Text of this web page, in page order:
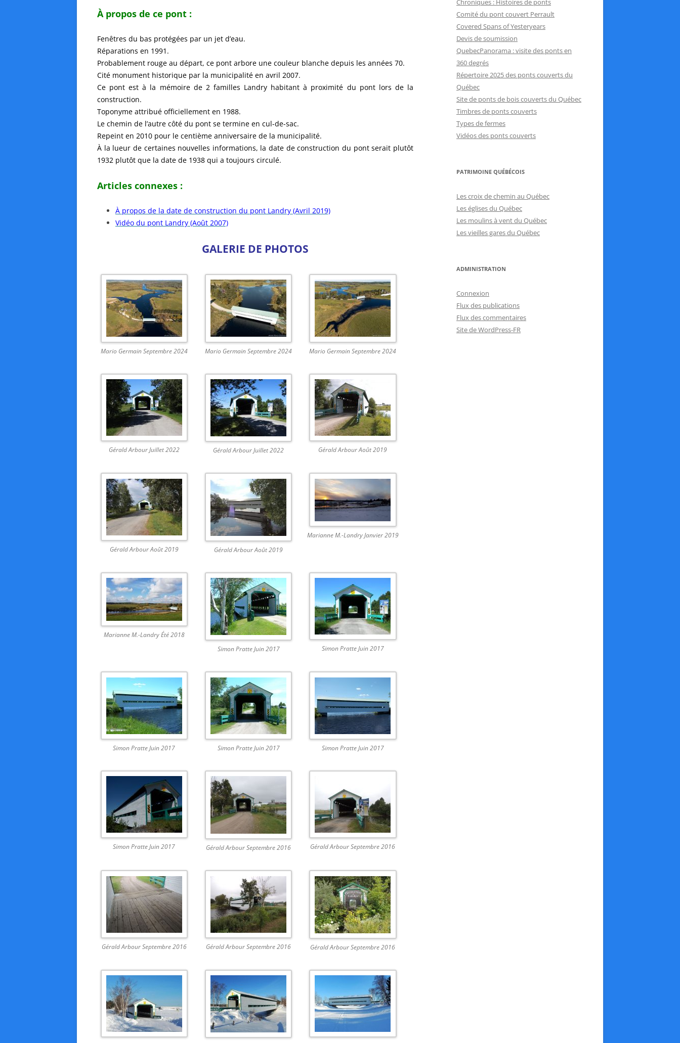
À propos de ce pont :
Fenêtres du bas protégées par un jet d’eau.
Réparations en 1991.
Probablement rouge au départ, ce pont arbore une couleur blanche depuis les années 70.
Cité monument historique par la municipalité en avril 2007.
Ce pont est à la mémoire de 2 familles Landry habitant à proximité du pont lors de la
construction.
Toponyme attribué officiellement en 1988.
Le chemin de l’autre côté du pont se termine en cul-de-sac.
Repeint en 2010 pour le centième anniversaire de la municipalité.
À la lueur de certaines nouvelles informations, la date de construction du pont serait plutôt
1932 plutôt que la date de 1938 qui a toujours circulé.
Articles connexes :
À propos de la date de construction du pont Landry (Avril 2019)
Vidéo du pont Landry (Août 2007)
GALERIE DE PHOTOS
Mario Germain Septembre 2024 Mario Germain Septembre 2024 Mario Germain Septembre 2024
Gérald Arbour Juillet 2022 Gérald Arbour Juillet 2022 Gérald Arbour Août 2019
Gérald Arbour Août 2019 Gérald Arbour Août 2019
Marianne M.-Landry Janvier 2019
Marianne M.-Landry Été 2018
Simon Pratte Juin 2017
Simon Pratte Juin 2017
Simon Pratte Juin 2017 Simon Pratte Juin 2017 Simon Pratte Juin 2017
Simon Pratte Juin 2017 Gérald Arbour Septembre 2016 Gérald Arbour Septembre 2016
Gérald Arbour Septembre 2016 Gérald Arbour Septembre 2016 Gérald Arbour Septembre 2016
Comité du pont couvert Perrault
Covered Spans of Yesteryears
Devis de soumission
QuebecPanorama : visite des ponts en
360 degrés
Répertoire 2025 des ponts couverts du
Québec
Site de ponts de bois couverts du Québec
Timbres de ponts couverts
Types de fermes
Vidéos des ponts couverts
PATRIMOINE QUÉBÉCOIS
Les croix de chemin au Québec
Les églises du Québec
Les moulins à vent du Québec
Les vieilles gares du Québec
ADMINISTRATION
Connexion
Flux des publications
Flux des commentaires
Site de WordPress-FR